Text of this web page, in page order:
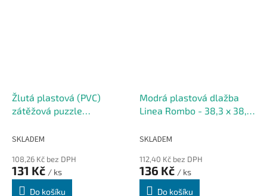
Žlutá plastová (PVC)
zátěžová puzzle
dlažba FLOMA TT10
cm
SKLADEM
108,26 Kč bez DPH
131 Kč / ks
Do košíku
Modrá plastová dlažba
Linea Rombo - 38,3 x 38,3
SKLADEM
112,40 Kč bez DPH
136 Kč / ks
Do košíku